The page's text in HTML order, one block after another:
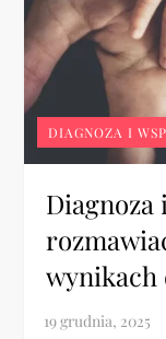
DIAGNOZA I
Diagnoza
wynikach